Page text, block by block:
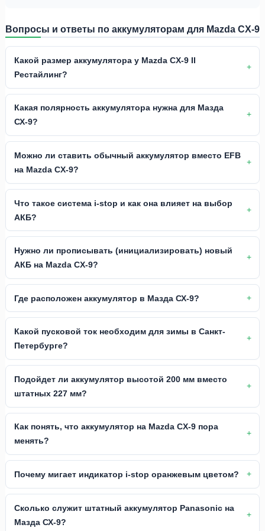
Вопросы и ответы по аккумуляторам для Mazda CX-9
Какой размер аккумулятора у Mazda CX-9 II
Рестайлинг?
Какая полярность аккумулятора нужна для Мазда
СХ-9?
Можно ли ставить обычный аккумулятор вместо EFB
на Mazda CX-9?
Что такое система i-stop и как она влияет на выбор
АКБ?
Нужно ли прописывать (инициализировать) новый
АКБ на Mazda CX-9?
Где расположен аккумулятор в Мазда СХ-9?
Какой пусковой ток необходим для зимы в Санкт-
Петербурге?
Подойдет ли аккумулятор высотой 200 мм вместо
штатных 227 мм?
Как понять, что аккумулятор на Mazda CX-9 пора
менять?
Почему мигает индикатор i-stop оранжевым цветом?
Сколько служит штатный аккумулятор Panasonic на
Мазда СХ-9?